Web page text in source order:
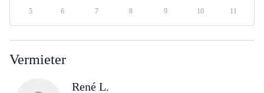
5 6 7 8 9 10 11
Vermieter
René L.